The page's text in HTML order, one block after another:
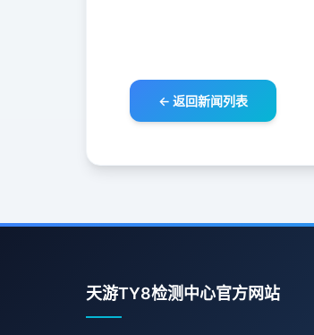
← 返回新闻列表
天游TY8检测中心官方网站